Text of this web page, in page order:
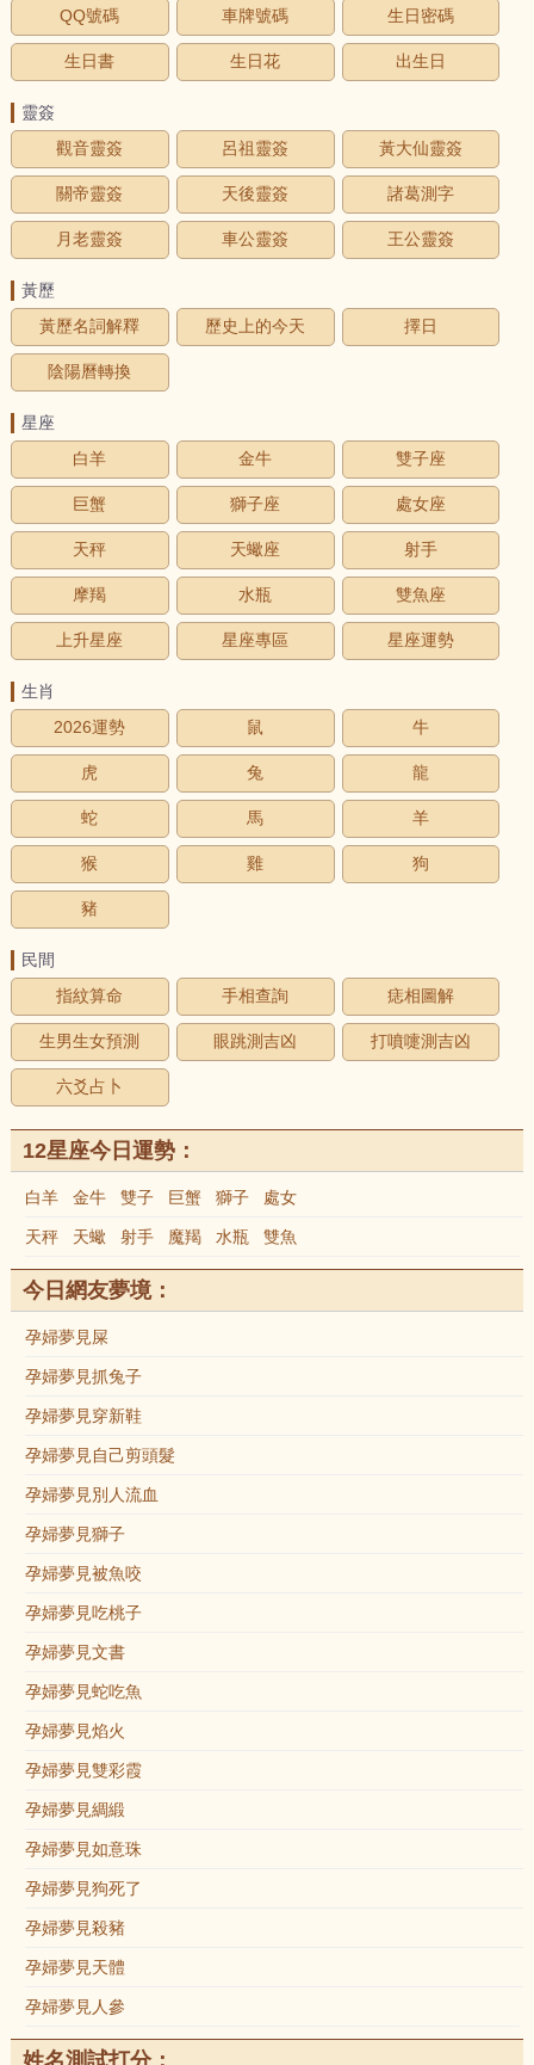
QQ號碼 車牌號碼 生日密碼
生日書 生日花 出生日
靈簽
觀音靈簽
呂祖靈簽 黃大仙靈簽
關帝靈簽 天後靈簽 諸葛測字
月老靈簽 車公靈簽 王公靈簽
黃歷
黃歷名詞解釋
歷史上的今天 擇日
陰陽曆轉換
星座
白羊
金牛 雙子座
巨蟹 獅子座 處女座
天秤 天蠍座 射手
摩羯 水瓶 雙魚座
上升星座 星座專區 星座運勢
生肖
2026運勢
鼠 牛
虎 兔 龍
蛇 馬 羊
猴 雞 狗
豬
民間
指紋算命
手相查詢 痣相圖解
生男生女預測 眼跳測吉凶 打噴嚏測吉凶
六爻占卜
12星座今日運勢：
白羊 金牛 雙子 巨蟹 獅子 處女
天秤 天蠍 射手 魔羯 水瓶 雙魚
今日網友夢境：
孕婦夢見屎
孕婦夢見抓兔子
孕婦夢見穿新鞋
孕婦夢見自己剪頭髮
孕婦夢見別人流血
孕婦夢見獅子
孕婦夢見被魚咬
孕婦夢見吃桃子
孕婦夢見文書
孕婦夢見蛇吃魚
孕婦夢見焰火
孕婦夢見雙彩霞
孕婦夢見綢緞
孕婦夢見如意珠
孕婦夢見狗死了
孕婦夢見殺豬
孕婦夢見天體
孕婦夢見人參
姓名測試打分：